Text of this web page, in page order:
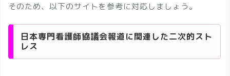
そのため、以下のサイトを参考に対応しましょう。
日本専門看護師協議会報道に関連した二次的スト
レス